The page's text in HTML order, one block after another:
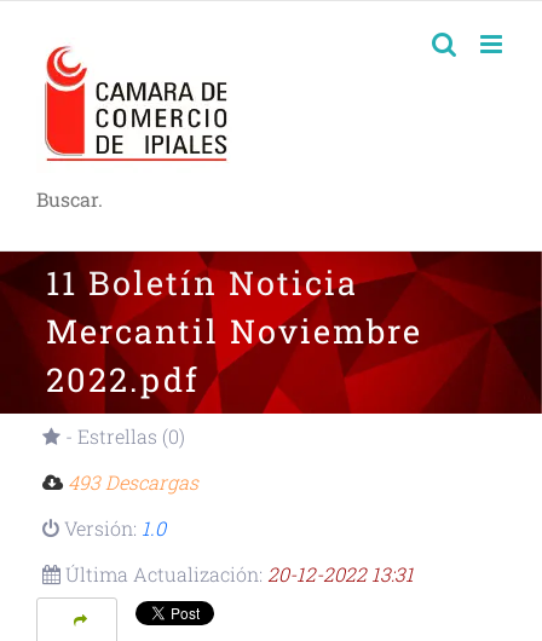
Buscar.
11 Boletín Noticia
Mercantil Noviembre
2022.pdf
- Estrellas (0)
493 Descargas
Versión: 1.0
Última Actualización: 20-12-2022 13:31